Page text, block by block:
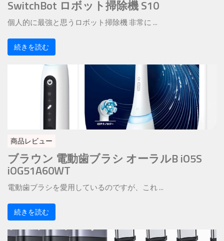
SwitchBot ロボット掃除機 S10
個人的に最強と思うロボット掃除機 非常に ...
続きを読む
商品レビュー
ブラウン 電動歯ブラシ オーラルB iO5S
iOG51A60WT
電動歯ブラシを愛用しているのですが、これ ...
続きを読む